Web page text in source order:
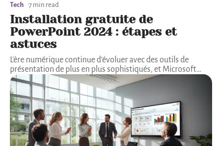
Tech 7 min read
Installation gratuite de
PowerPoint 2024 : étapes et
astuces
L'ère numérique continue d'évoluer avec des outils de
présentation de plus en plus sophistiqués, et Microsoft…